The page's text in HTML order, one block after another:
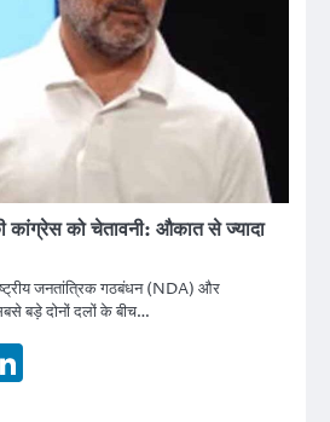
को चेतावनी: औकात से ज्यादा
जनतांत्रिक गठबंधन (NDA) और
बड़े दोनों दलों के बीच…